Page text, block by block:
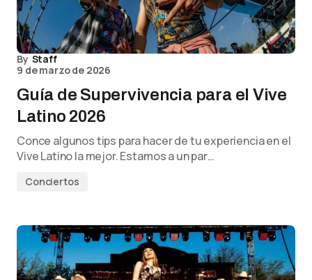
By Staff
9 de marzo de 2026
Guía de Supervivencia para el Vive
Latino 2026
Conce algunos tips para hacer de tu experiencia en el
Vive Latino la mejor. Estamos a un par…
Conciertos